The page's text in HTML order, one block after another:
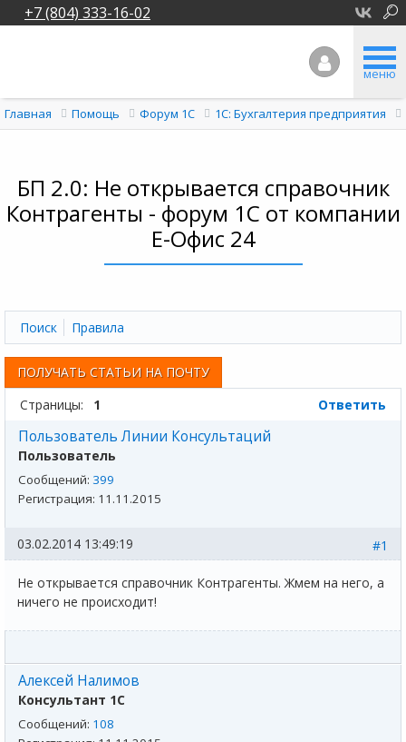
+7 (804) 333-16-02
меню
Главная Помощь Форум 1C 1С: Бухгалтерия предприятия
БП 2.0: Не открывается справочник
Контрагенты - форум 1С от компании
Е-Офис 24
Поиск Правила
ПОЛУЧАТЬ СТАТЬИ НА ПОЧТУ
Страницы:
1 Ответить
Пользователь Линии Консультаций
Пользователь
Сообщений: 399
Регистрация: 11.11.2015
#1
03.02.2014 13:49:19
Не открывается справочник Контрагенты. Жмем на него, а
ничего не происходит!
Алексей Налимов
Консультант 1С
Сообщений: 108